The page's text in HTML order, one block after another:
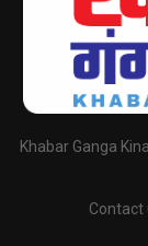
Khabar Ganga
Contact